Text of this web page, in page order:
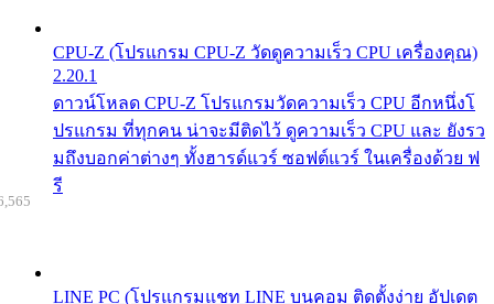
CPU-Z (โปรแกรม CPU-Z วัดดูความเร็ว CPU เครื่องคุณ)
2.20.1
ดาวน์โหลด CPU-Z โปรแกรมวัดความเร็ว CPU อีกหนึ่งโ
ปรแกรม ที่ทุกคน น่าจะมีติดไว้ ดูความเร็ว CPU และ ยังรว
มถึงบอกค่าต่างๆ ทั้งฮารด์แวร์ ซอฟต์แวร์ ในเครื่องด้วย ฟ
รี
LINE PC (โปรแกรมแชท LINE บนคอม ติดตั้งง่าย อัปเดต